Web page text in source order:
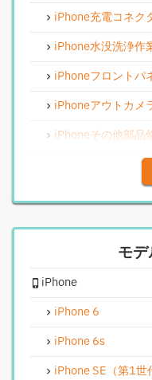
iPhone充電コネク
iPhone水没洗浄作
iPhoneフロントパ
iPhoneアウトカメ
iPhoneその他部品
iPhoneアウトカメ
iPhoneスピーカー
iPhoneカメラレ
iPhoneインカメラ
iPhoneリンゴルー
iPhone基板破損修
iPhoneバイブレー
モ
iPhone
iPhone 6
iPhone 6s
iPhone SE（第1世